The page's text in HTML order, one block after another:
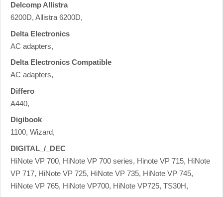
Delcomp Allistra
6200D, Allistra 6200D,
Delta Electronics
AC adapters,
Delta Electronics Compatible
AC adapters,
Differo
A440,
Digibook
1100, Wizard,
DIGITAL_/_DEC
HiNote VP 700, HiNote VP 700 series, Hinote VP 715, HiNote
VP 717, HiNote VP 725, HiNote VP 735, HiNote VP 745,
HiNote VP 765, HiNote VP700, HiNote VP725, TS30H,